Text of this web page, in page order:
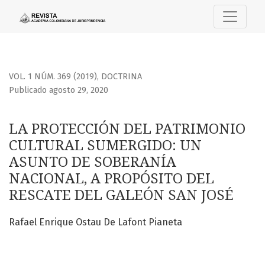
LA PROTECCIÓN DEL PATRIMONIO CULTURAL
VOL. 1 NÚM. 369 (2019), DOCTRINA
LA PROTECCIÓN DEL PATRIMONIO
CULTURAL SUMERGIDO: UN
ASUNTO DE SOBERANÍA
NACIONAL, A PROPÓSITO DEL
RESCATE DEL GALEÓN SAN JOSÉ
Publicado agosto 29, 2020
Rafael Enrique Ostau De Lafont Pianeta